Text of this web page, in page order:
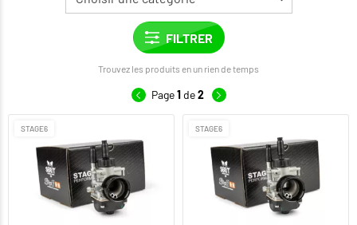
Trouvez les produits en un rien de temps
Page 1 de 2
STAGE6 STAGE6